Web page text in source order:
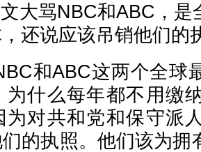
大骂NBC和ABC，是
还说应该吊销他们的
和ABC这两个全球
为什么每年都不用缴
为对共和党和保守派
的执照。他们该为拥